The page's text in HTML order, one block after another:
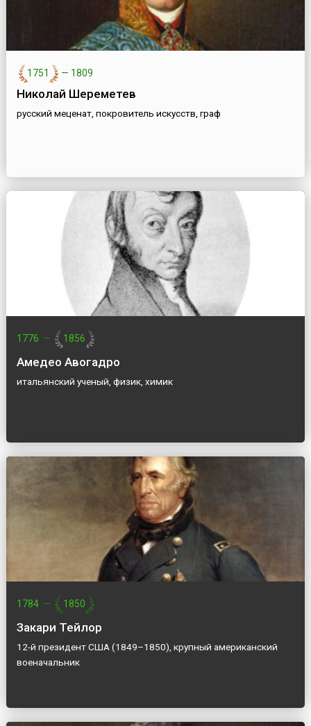
1751 — 1809
Николай Шереметев
русский меценат, покровитель искусств, граф
1776 — 1856
Амедео Авогадро
итальянский ученый, физик, химик
1784 — 1850
Закари Тейлор
12-й президент США (1849–1850), крупный американский
военачальник